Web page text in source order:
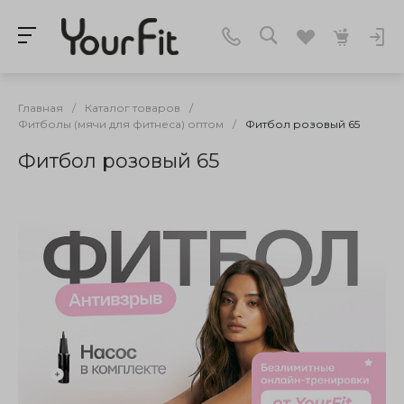
Главная / Каталог товаров
/
Фитболы (мячи для фитнеса) оптом
/ Фитбол розовый 65
Фитбол розовый 65